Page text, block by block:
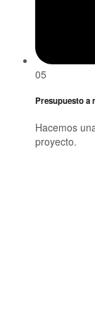
05
Presupuesto a
Hacemos
proyecto.